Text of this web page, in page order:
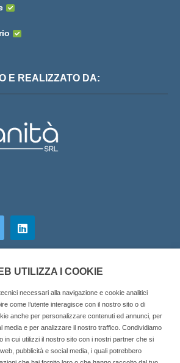
E REALIZZATO DA:
- La piattaforma web per i
UTILIZZA I COOKIE
necessari alla navigazione e cookie analitici
come l’utente interagisce con il nostro sito o di
anche per personalizzare contenuti ed annunci, per
media e per analizzare il nostro traffico. Condividiamo
in cui utilizzi il nostro sito con i nostri partner che si
pubblicità e social media, i quali potrebbero